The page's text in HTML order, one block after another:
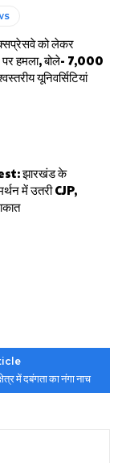
को लेकर
पर हमला, बोले- 7,000
यूनिवर्सिटियां
झारखंड के
में उतरी CJP,
में दबंगता का नंगा नाच